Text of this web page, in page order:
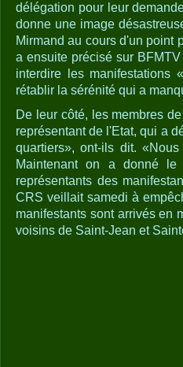
délégation pour leur
donne une image
Mirmand au cours d'un point
a ensuite précisé sur
interdire les manifestations
rétablir la sérénité qui a
De leur côté, les membres
représentant de l'Etat, qui a
quartiers», ont-ils dit.
Maintenant on a donné
représentants des
CRS veillait samedi à
manifestants sont arrivés en
voisins de Saint-Jean et